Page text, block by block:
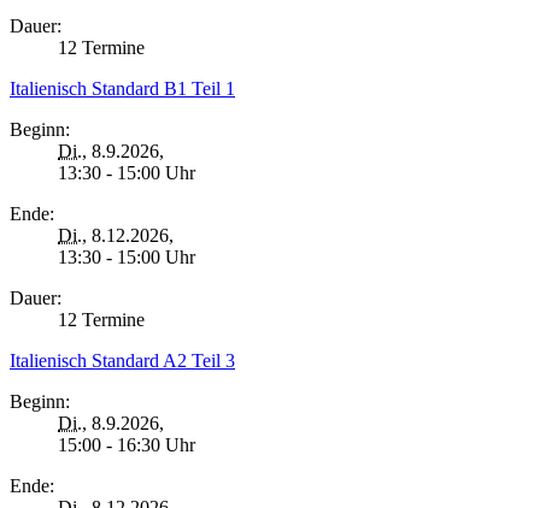
Dauer:
12 Termine
Italienisch Standard B1 Teil 1
Beginn:
Di., 8.9.2026,
13:30 - 15:00 Uhr
Ende:
Di., 8.12.2026,
13:30 - 15:00 Uhr
Dauer:
12 Termine
Italienisch Standard A2 Teil 3
Beginn:
Di., 8.9.2026,
15:00 - 16:30 Uhr
Ende: